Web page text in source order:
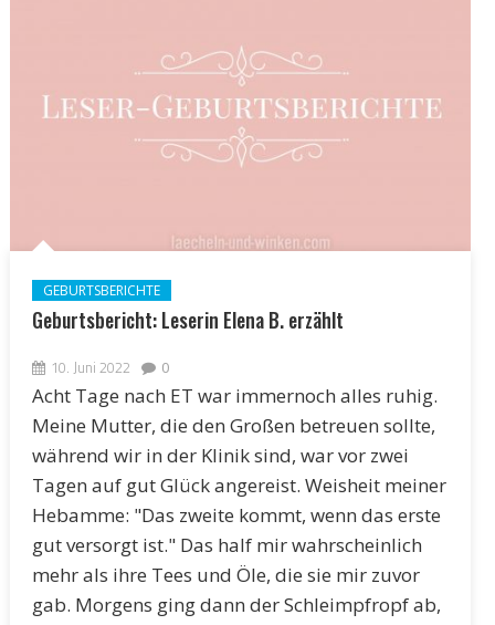
GEBURTSBERICHTE
Geburtsbericht: Leserin Elena B. erzählt
10. Juni 2022 0
Acht Tage nach ET war immernoch alles ruhig.
Meine Mutter, die den Großen betreuen sollte,
während wir in der Klinik sind, war vor zwei
Tagen auf gut Glück angereist. Weisheit meiner
Hebamme: "Das zweite kommt, wenn das erste
gut versorgt ist." Das half mir wahrscheinlich
mehr als ihre Tees und Öle, die sie mir zuvor
gab. Morgens ging dann der Schleimpfropf ab,